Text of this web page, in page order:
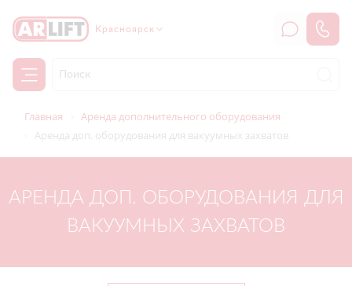
Красноярск
Главная
Аренда дополнительного оборудования
Аренда доп. оборудования для вакуумных захватов
АРЕНДА ДОП. ОБОРУДОВАНИЯ ДЛЯ
ВАКУУМНЫХ ЗАХВАТОВ